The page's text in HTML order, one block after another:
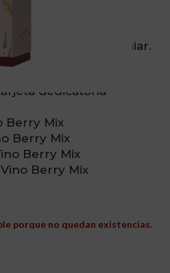
✨
lista para obsequiar.
dedicatoria
Berry Mix
Berry Mix
Berry Mix
Vino Berry Mix
porque no quedan existencias.